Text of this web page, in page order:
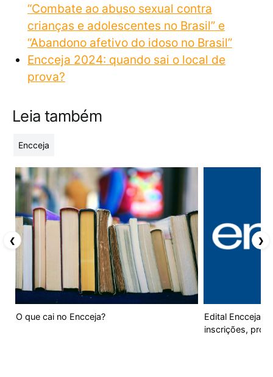
“Combate ao abuso sexual contra
crianças e adolescentes no Brasil” e
“Abandono afetivo do idoso no Brasil”
Encceja 2024: quando sai o local de
prova?
Leia também
Encceja
O que cai no Encceja?
Edital Encceja
inscrições,
❮ ❯